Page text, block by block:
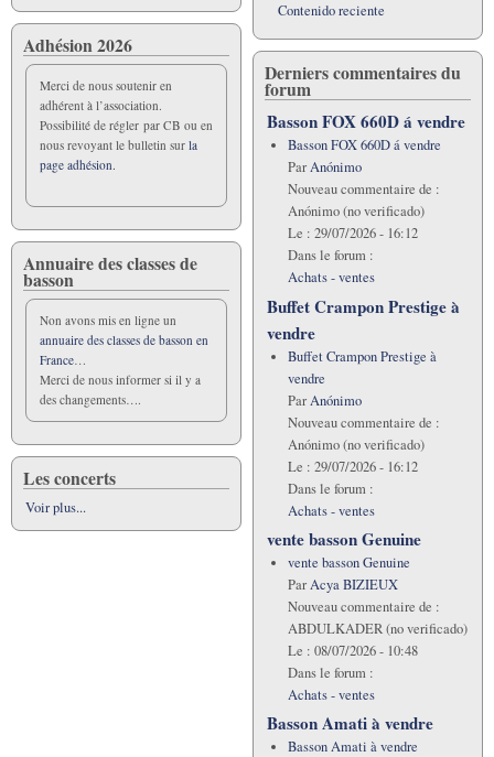
Adhésion 2026
Merci de nous soutenir en
adhérent à l’association.
Possibilité de régler par CB ou en
nous revoyant le bulletin sur la
page adhésion.
Annuaire des classes de
basson
Non avons mis en ligne un
annuaire des classes de basson en
France…
Merci de nous informer si il y a
des changements….
Les concerts
Voir plus...
Contenido reciente
Derniers commentaires du
forum
Basson FOX 660D á vendre
Basson FOX 660D á vendre
ParAnónimo
Nouveau commentaire de :
Anónimo (no verificado)
Le : 29/07/2026 - 16:12
Dans le forum :
Achats - ventes
Buffet Crampon Prestige à
vendre
Buffet Crampon Prestige à
vendre
ParAnónimo
Nouveau commentaire de :
Anónimo (no verificado)
Le : 29/07/2026 - 16:12
Dans le forum :
Achats - ventes
vente basson Genuine
vente basson Genuine
ParAcya BIZIEUX
Nouveau commentaire de :
ABDULKADER (no verificado)
Le : 08/07/2026 - 10:48
Dans le forum :
Achats - ventes
Basson Amati à vendre
Basson Amati à vendre